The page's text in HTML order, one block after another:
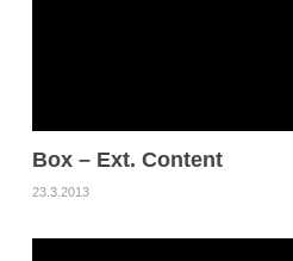
Box – Ext. Content
23.3.2013